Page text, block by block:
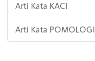
Arti Kata KACI
Arti Kata POMOLOGI